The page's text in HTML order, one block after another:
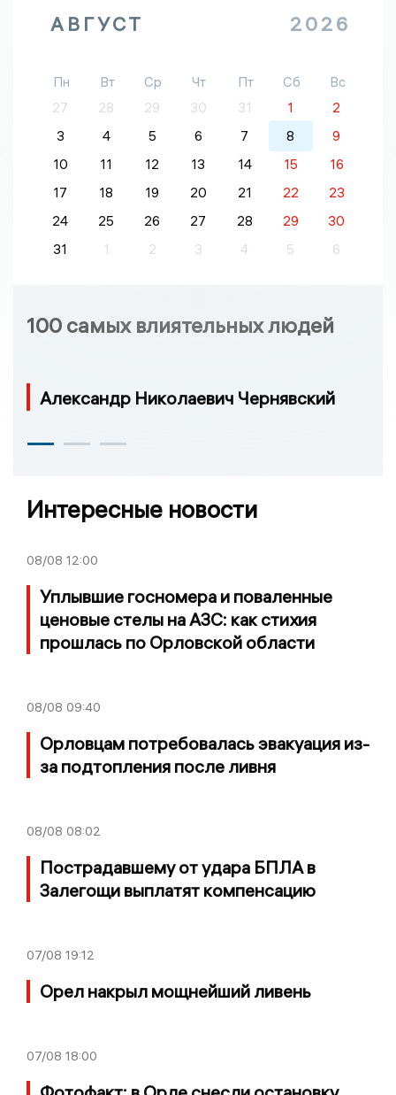
АВГУСТ 2026
Пн Вт Ср Чт Пт Сб
Вс
27
28 29 30 31 1
2
3
4 5 6 7 8
9
10
11 12 13 14 15
16
17
18 19 20 21 22
23
24
25 26 27 28 29
30
31
1 2 3 4 5 6
100 самых влиятельных людей
Александр Николаевич Чернявский
Интересные новости
08/08 12:00
Уплывшие госномера и поваленные
ценовые стелы на АЗС: как стихия
прошлась по Орловской области
08/08 09:40
Орловцам потребовалась эвакуация из-
за подтопления после ливня
08/08 08:02
Пострадавшему от удара БПЛА в
Залегощи выплатят компенсацию
07/08 19:12
Орел накрыл мощнейший ливень
07/08 18:00